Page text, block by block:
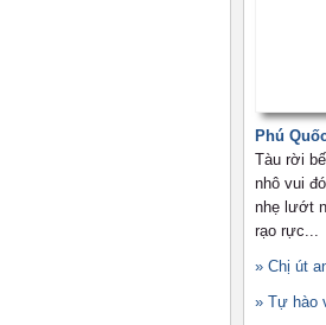
Phú
Tàu rời
nhô vui
nhẹ lướt
rạo rực...
» Chị út
» Tự hào